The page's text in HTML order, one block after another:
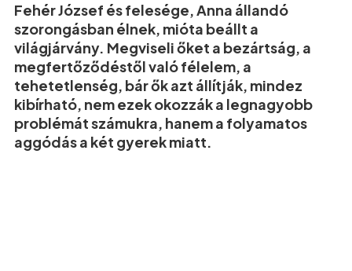
Fehér József és felesége, Anna állandó
szorongásban élnek, mióta beállt a
világjárvány. Megviseli őket a bezártság, a
megfertőződéstől való félelem, a
tehetetlenség, bár ők azt állítják, mindez
kibírható, nem ezek okozzák a legnagyobb
problémát számukra, hanem a folyamatos
aggódás a két gyerek miatt.